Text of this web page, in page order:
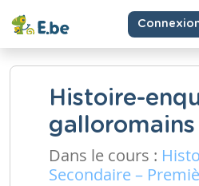
Histoire-
galloromains
Dans le cours :
Secondaire –